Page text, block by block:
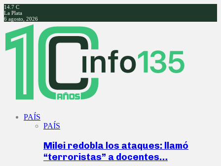
14.7 C
La Plata
6 agosto, 2026
Facebook
Twitter
Instagram
Youtube
PAÍS
PAÍS
Milei redobla los ataques: llamó
“terroristas” a docentes…